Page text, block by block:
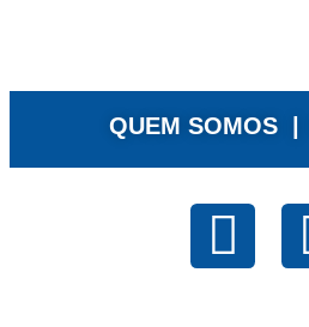
QUEM SOMOS |